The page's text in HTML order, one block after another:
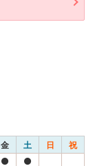
金 土 日 祝